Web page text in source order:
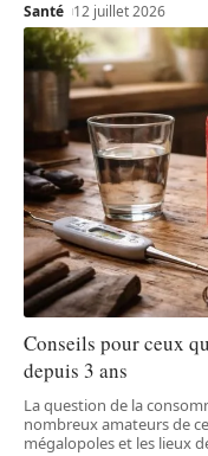
Santé 12 juillet 2026
Conseils pour ceux
depuis 3 ans
La question de la
nombreux amateurs de
mégalopoles et les lieux